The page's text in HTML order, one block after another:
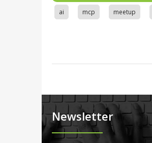
ai mcp meetup
Newsletter